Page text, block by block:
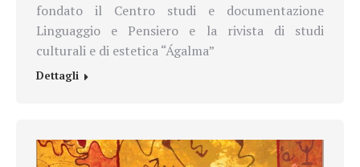
fondato il Centro studi e documentazione
Linguaggio e Pensiero e la rivista di studi
culturali e di estetica “Ágalma”
Dettagli